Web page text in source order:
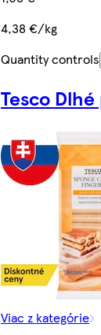
4,38 €/kg
Quantity controls
Tesco
Viac z kategórie